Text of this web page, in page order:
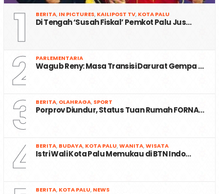
1 BERITA, IN PICTURES, KAILIPOST TV, KOTA PALU
Di Tengah ‘Susah Fiskal’ Pemkot Palu Jus…
2 PARLEMENTARIA
Wagub Reny: Masa Transisi Darurat Gempa …
3 BERITA, OLAHRAGA, SPORT
Porprov Diundur, Status Tuan Rumah FORNA…
4 BERITA, BUDAYA, KOTA PALU,WANITA,WISATA
Istri Wali Kota Palu Memukau di BTN Indo…
BERITA, KOTA PALU, NEWS